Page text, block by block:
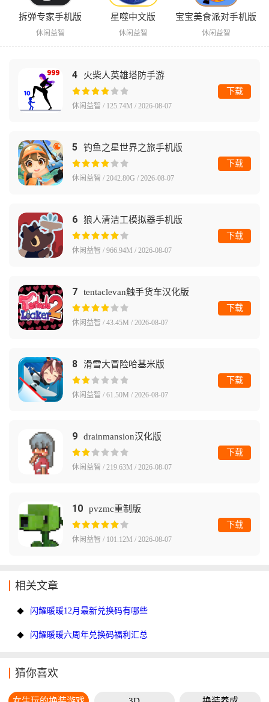
拆弹专家手机版
休闲益智
星噬中文版
休闲益智
宝宝美食派对手机版
休闲益智
4 火柴人英雄塔防手游
休闲益智 / 125.74M / 2026-08-07
下载
5 钓鱼之星世界之旅手机版
休闲益智 / 2042.80G / 2026-08-07
下载
6 狼人清洁工模拟器手机版
休闲益智 / 966.94M / 2026-08-07
下载
7 tentaclevan触手货车汉化版
休闲益智 / 43.45M / 2026-08-07
下载
8 滑雪大冒险哈基米版
休闲益智 / 61.50M / 2026-08-07
下载
9 drainmansion汉化版
休闲益智 / 219.63M / 2026-08-07
下载
10 pvzmc重制版
休闲益智 / 101.12M / 2026-08-07
下载
相关文章
闪耀暖暖12月最新兑换码有哪些
闪耀暖暖六周年兑换码福利汇总
猜你喜欢